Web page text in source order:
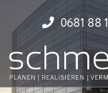
0681 88